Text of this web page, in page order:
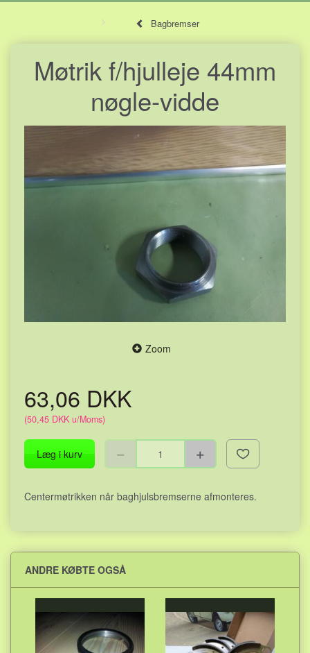
Bagbremser
Møtrik f/hjulleje 44mm
nøgle-vidde
Zoom
63,06 DKK
(50,45 DKK u/Moms)
Læg i kurv
Centermøtrikken når baghjulsbremserne afmonteres.
ANDRE KØBTE OGSÅ